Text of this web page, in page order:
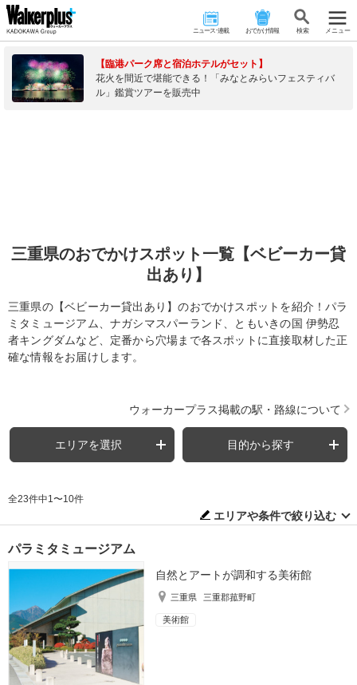
ニュース･連載 おでかけ情報 検 索 メニュー
【臨港パーク席と宿泊ホテルがセット】
花火を間近で堪能できる！「みなとみらいフェスティバ
ル」鑑賞ツアーを販売中
三重県のおでかけスポット一覧【ベビーカー貸
出あり】
三重県の【ベビーカー貸出あり】のおでかけスポットを紹介！パラ
ミタミュージアム、ナガシマスパーランド、ともいきの国 伊勢忍
者キングダムなど、定番から穴場まで各スポットに直接取材した正
確な情報をお届けします。
ウォーカープラス掲載の駅・路線について
エリアを選択 目的から探す
全23件中1〜10件
エリアや条件で絞り込む
パラミタミュージアム
自然とアートが調和する美術館
三重県 三重郡菰野町
美術館